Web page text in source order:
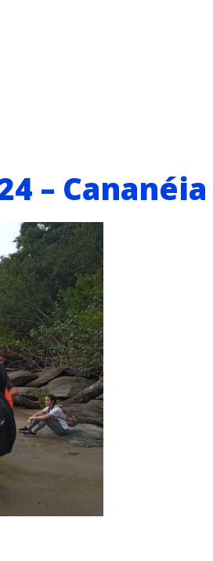
– Cananéia